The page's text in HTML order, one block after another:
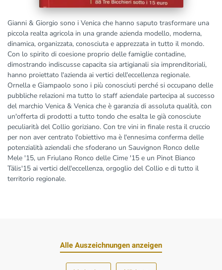
Gianni & Giorgio sono i Venica che hanno saputo trasformare una
piccola realta agricola in una grande azienda modello, moderna,
dinamica, organizzata, conosciuta e apprezzata in tutto il mondo.
Con lo spirito di coesione proprio delle famiglie contadine,
dimostrando indiscusse capacita sia artigianali sia imprenditoriali,
hanno proiettato l'azienda ai vertici dell'eccellenza regionale.
Ornella e Giampaolo sono i più conosciuti perché si occupano delle
pubbliche relazioni ma tutto lo staff aziendale partecipa al successo
del marchio Venica & Venica che è garanzia di assoluta qualità, con
un'offerta di prodotti a tutto tondo che esalta le già conosciute
peculiarità del Collio goriziano. Con tre vini in finale resta il cruccio
per non aver centrato l'obiettivo ma è l'ennesima conferma delle
potenzialità aziendali che sfoderano un Sauvignon Ronco delle
Mele '15, un Friulano Ronco delle Cime '15 e un Pinot Bianco
Tälis'15 ai vertici dell'eccellenza, orgoglio del Collio e di tutto il
territorio regionale.
Alle Auszeichnungen anzeigen